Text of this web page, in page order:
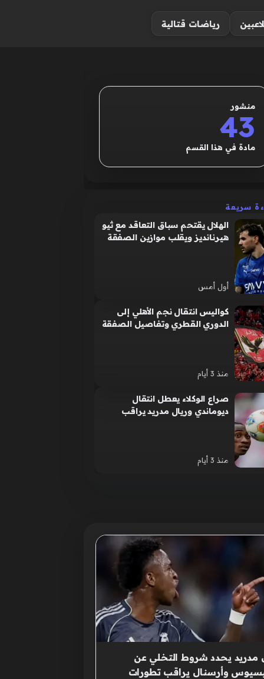
رياضات قتالية
منشور
43
مادة في هذا القسم
سريعة
الهلال يقتحم سباق التعاقد مع ثيو
هيرنانديز ويقلب موازين الصفقة
أول أمس
كواليس انتقال نجم الأهلي إلى
الدوري القطري وتفاصيل الصفقة
منذ 3 أيام
صراع الوكلاء يعطل انتقال
ديوماندي وريال مدريد يراقب
منذ 3 أيام
مدريد يحدد شروط التخلي عن
وأرسنال يراقب تطورات